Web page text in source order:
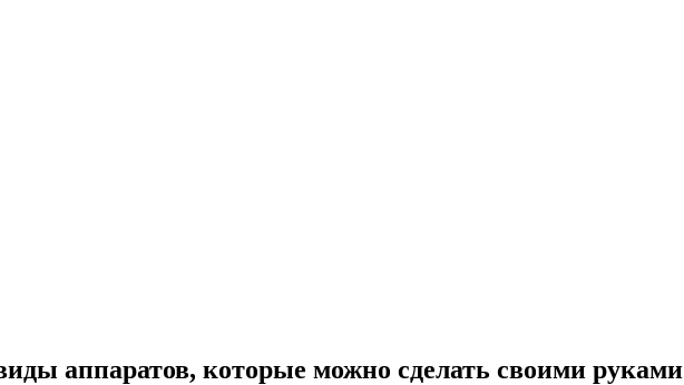
аппаратов, которые можно сделать своими руками